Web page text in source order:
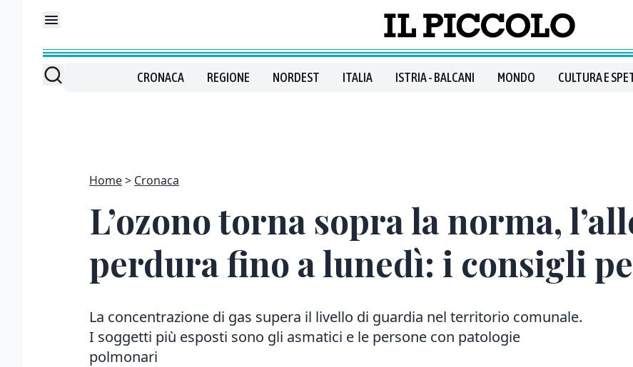
CRONACA REGIONE NORDEST ITALIA ISTRIA - BALCANI MONDO CULTURA E
Home Cronaca
L’ozono torna sopra la norma,
perdura fino a lunedì: i consigli
La concentrazione di gas supera il livello di guardia nel territorio comunale.
I soggetti più esposti sono gli asmatici e le persone con patologie
polmonari